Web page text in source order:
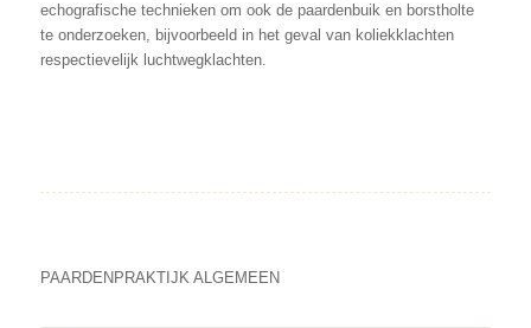
echografische technieken om ook de paardenbuik en borstholte
te onderzoeken, bijvoorbeeld in het geval van koliekklachten
respectievelijk luchtwegklachten.
PAARDENPRAKTIJK ALGEMEEN